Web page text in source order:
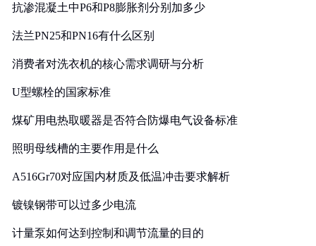
抗渗混凝土中P6和P8膨胀剂分别加多少
法兰PN25和PN16有什么区别
消费者对洗衣机的核心需求调研与分析
U型螺栓的国家标准
煤矿用电热取暖器是否符合防爆电气设备标准
照明母线槽的主要作用是什么
A516Gr70对应国内材质及低温冲击要求解析
镀镍钢带可以过多少电流
计量泵如何达到控制和调节流量的目的